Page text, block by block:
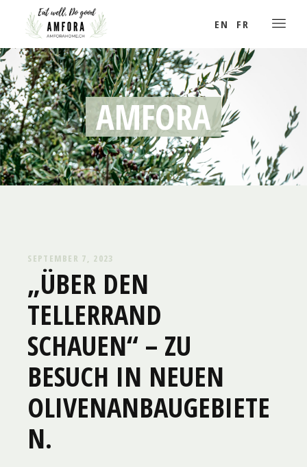
EN FR
AMFORA
SEPTEMBER 7, 2023
„ÜBER DEN
TELLERRAND
SCHAUEN“ – ZU
BESUCH IN NEUEN
OLIVENANBAUGEBIETE
N.